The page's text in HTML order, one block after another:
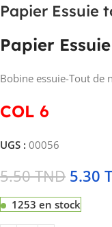
Papier Essuie
Papier
Bobine essuie-Tout de
COL 6
UGS : 00056
5.50TND 5.30
1253 en stock